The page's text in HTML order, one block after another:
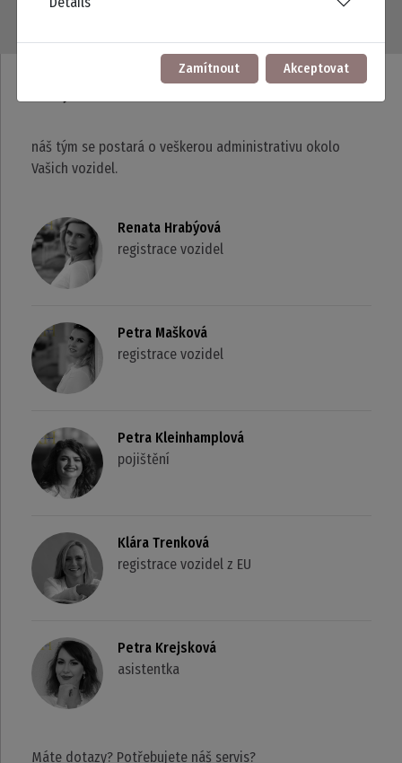
náš tým se postará o veškerou administrativu okolo
Vašich vozidel.
Renata Hrabýová
registrace vozidel
Petra Mašková
registrace vozidel
Petra Kleinhamplová
pojištění
Klára Trenková
registrace vozidel z EU
Petra Krejsková
asistentka
Máte dotazy? Potřebujete náš servis?
Zamítnout Akceptovat